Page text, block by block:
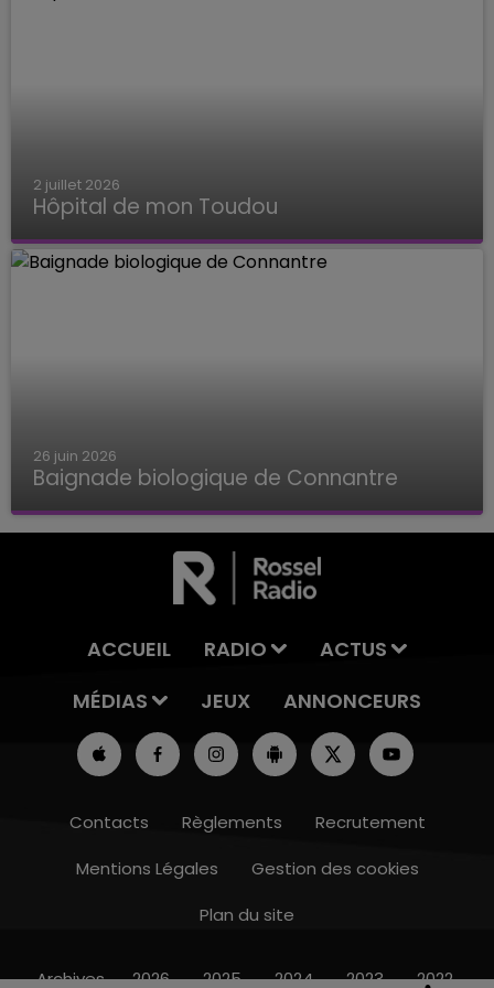
16h00 - 20h00
2 juillet 2026
Hôpital de mon Toudou
Hôpital de mon Toudou
26 juin 2026
Baignade biologique de Connantre
Baignade biologique de Connantre
ACCUEIL RADIO
ACTUS
MÉDIAS
JEUX ANNONCEURS
Contacts Règlements
Recrutement
Mentions Légales
Gestion des cookies
Plan du site
Archives 2026 2025 2024 2023 2022